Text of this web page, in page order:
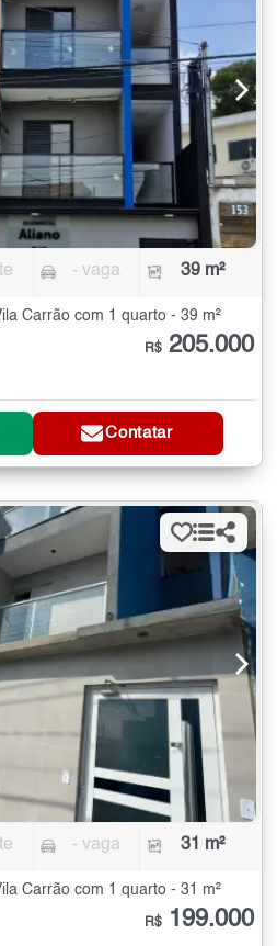
- vaga 39 m²
Carrão com 1 quarto - 39 m²
R$ 205.000
Contatar
- vaga 31 m²
Carrão com 1 quarto - 31 m²
R$ 199.000